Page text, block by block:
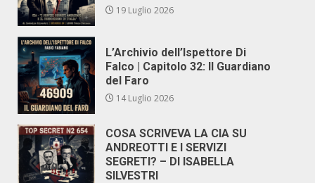
19 Luglio 2026
L’Archivio dell’Ispettore Di
Falco | Capitolo 32: Il Guardiano
del Faro
14 Luglio 2026
COSA SCRIVEVA LA CIA SU
ANDREOTTI E I SERVIZI
SEGRETI? – DI ISABELLA
SILVESTRI